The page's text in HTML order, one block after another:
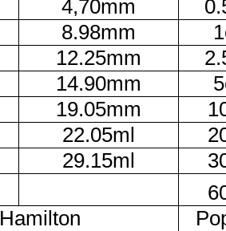
4,70mm
8.98mm
12.25mm
14.90mm
19.05mm
22.05ml
29.15ml
Hamilton